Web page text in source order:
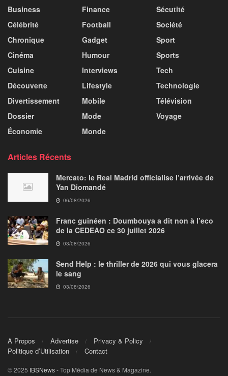
Business
Célébrité
Chronique
Cinéma
Cuisine
Découverte
Divertissement
Dossier
Économie
Finance
Football
Gadget
Humour
Interviews
Lifestyle
Mobile
Mode
Monde
Sécutité
Société
Sport
Sports
Tech
Technologie
Télévision
Voyage
Articles Récents
Mercato: le Real Madrid officialise l’arrivée de
Yan Diomandé
06/08/2026
Franc guinéen : Doumbouya a dit non à l’eco
de la CEDEAO ce 30 juillet 2026
03/08/2026
Send Help : le thriller de 2026 qui vous glacera
le sang
03/08/2026
A Propos Advertise
Privacy & Policy
Politique d’Utilisation
Contact
© 2025 IBSNews- Top Média de News & Magazine.